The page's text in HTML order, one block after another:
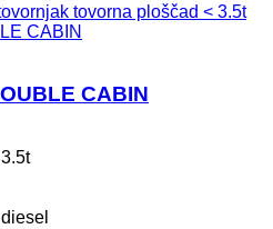
tovorna ploščad < 3.5t
CABIN
CABIN
diesel